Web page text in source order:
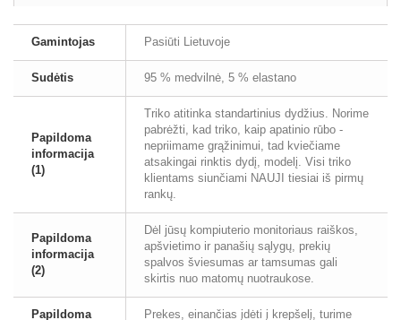
Gamintojas Pasiūti Lietuvoje
Sudėtis 95 % medvilnė, 5 % elastano
Papildoma
informacija
(1)
Triko atitinka standartinius dydžius. Norime
pabrėžti, kad triko, kaip apatinio rūbo -
nepriimame grąžinimui, tad kviečiame
atsakingai rinktis dydį, modelį. Visi triko
klientams siunčiami NAUJI tiesiai iš pirmų
rankų.
Papildoma
informacija
(2)
Dėl jūsų kompiuterio monitoriaus raiškos,
apšvietimo ir panašių sąlygų, prekių
spalvos šviesumas ar tamsumas gali
skirtis nuo matomų nuotraukose.
Papildoma
Prekes, einančias įdėti į krepšelį, turime